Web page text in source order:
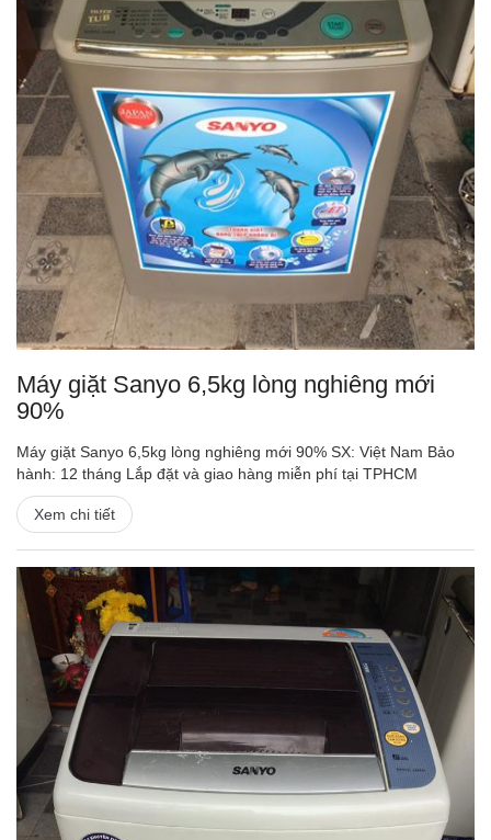
Máy giặt Sanyo 6,5kg lòng nghiêng mới
90%
Máy giặt Sanyo 6,5kg lòng nghiêng mới 90% SX: Việt Nam Bảo
hành: 12 tháng Lắp đặt và giao hàng miễn phí tại TPHCM
Xem chi tiết